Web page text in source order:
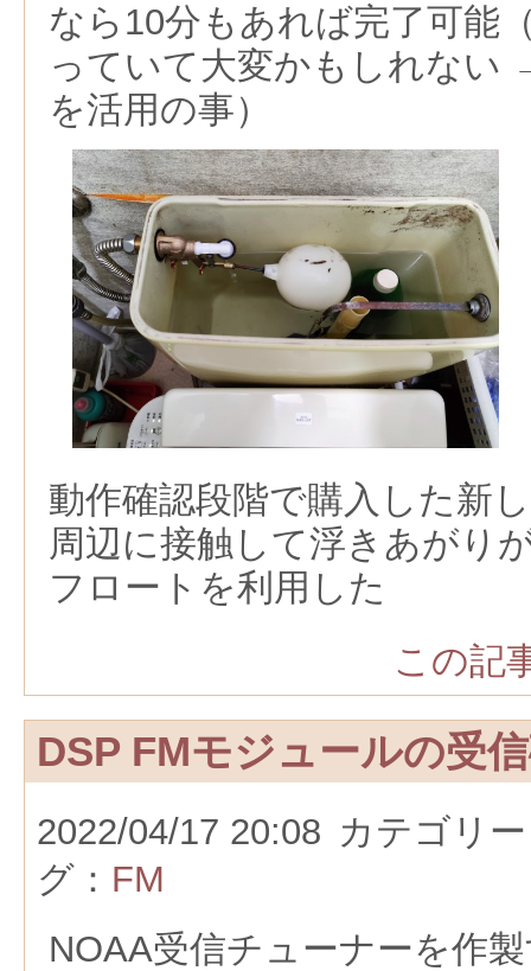
なら10分もあれば完了可能
っていて大変かもしれない
を活用の事）
動作確認段階で購入した新
周辺に接触して浮きあがり
フロートを利用した
この記
DSP FMモジュールの受
2022/04/17 20:08 カテゴリ
グ： FM
NOAA受信チューナーを作